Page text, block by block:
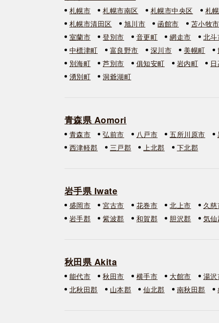
札幌市 札幌市南区 札幌市中央区
札
札幌市清田区
旭川市 函館市
苫小牧市
室蘭市
登別市 音更町 網走市
北
中標津町
富良野市 深川市 美幌町
別海町
芦別市 俱知安町 岩内町
湧別町
洞爺湖町
青森県 Aomori
青森市 弘前市 八戸市 五所川原市
西津軽郡
三戸郡 上北郡 下北郡
岩手県 Iwate
盛岡市 宮古市 花巻市 北上市
久
岩手郡
紫波郡 和賀郡 胆沢郡 気
秋田県 Akita
能代市 秋田市 横手市 大館市
湯
北秋田郡
山本郡 仙北郡 南秋田郡